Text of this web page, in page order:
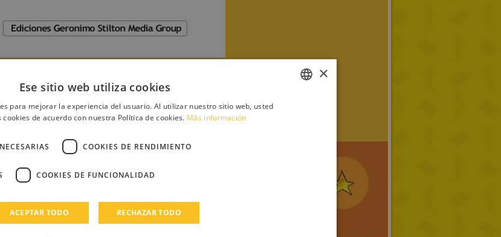
×
Ese sitio web utiliza cookies
para mejorar la experiencia del usuario. Al utilizar nuestro sitio web, usted
cookies de acuerdo con nuestra Política de cookies. Más información
COOKIES DE RENDIMIENTO
COOKIES DE FUNCIONALIDAD
ACEPTAR TODO RECHAZAR TODO